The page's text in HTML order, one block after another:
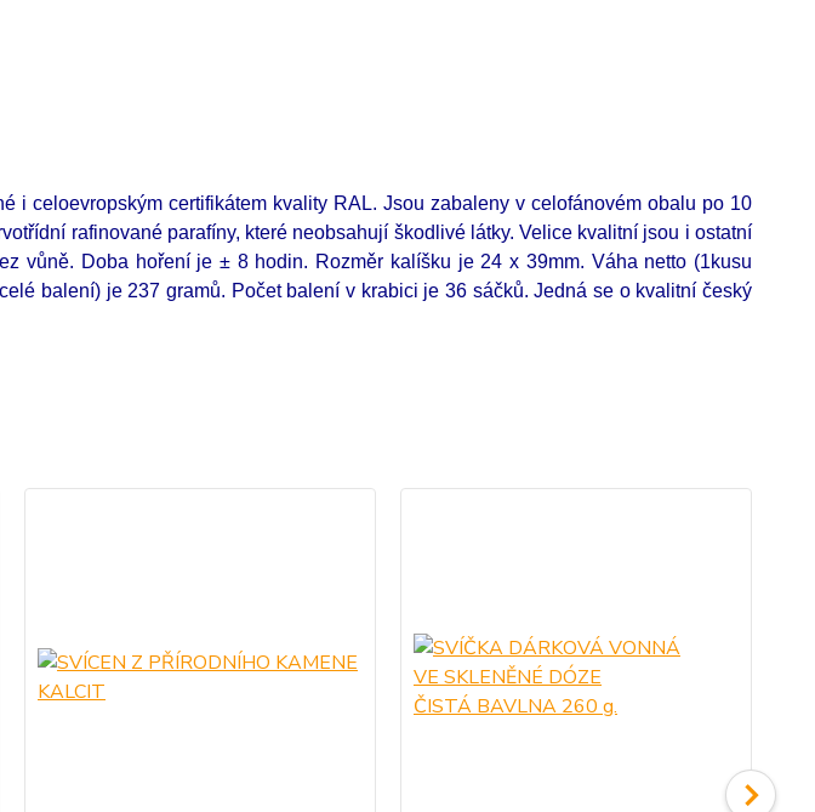
i celoevropským certifikátem kvality RAL. Jsou zabaleny v celofánovém obalu po 10
rafinované parafíny, které neobsahují škodlivé látky. Velice kvalitní jsou i ostatní
vůně. Doba hoření je ± 8 hodin. Rozměr kalíšku je 24 x 39mm. Váha netto (1kusu
balení) je 237 gramů. Počet balení v krabici je 36 sáčků. Jedná se o kvalitní český